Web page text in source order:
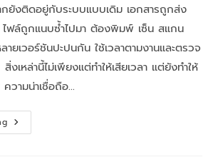
ยังติดอยู่กับระบบแบบเดิม เอกสารถูกส่ง
ไฟล์ถูกแนบซ้ำไปมา ต้องพิมพ์ เซ็น สแกน
ยเวอร์ชันปะปนกัน ใช้เวลาตามงานและตรวจ
ล่านี้ไม่เพียงแต่ทำให้เสียเวลา แต่ยังทำให้
วามน่าเชื่อถือ…